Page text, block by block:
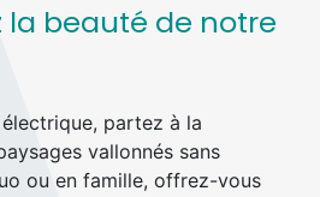
la beauté de notre
électrique, partez à la
vallonnés sans
ou en famille, offrez-vous